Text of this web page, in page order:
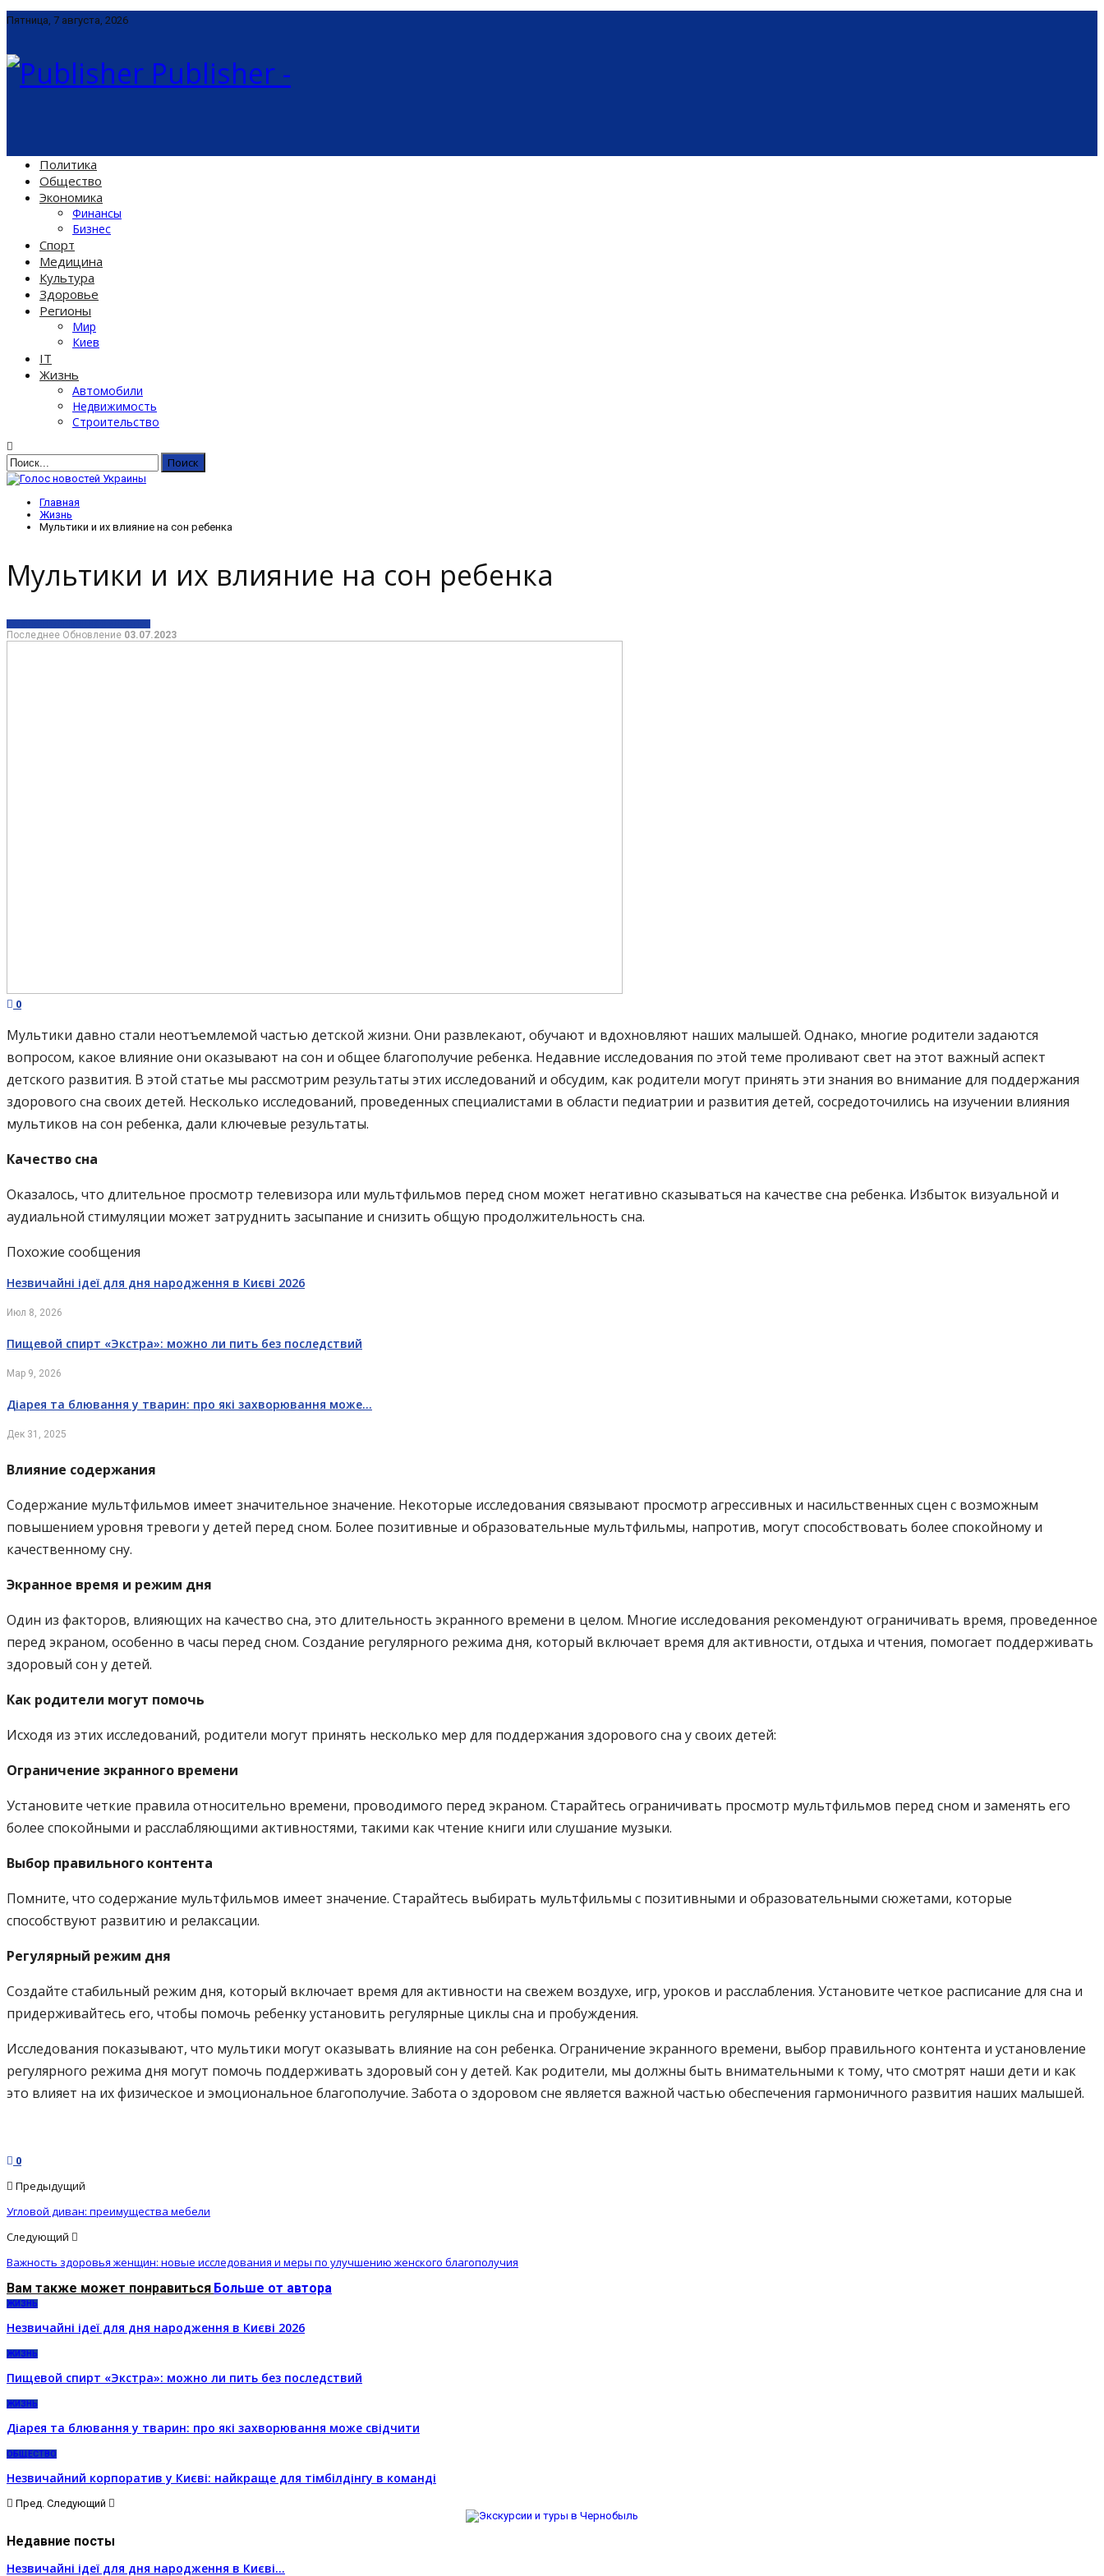
Пятница, 7 августа, 2026
Publisher -
Политика
Общество
Экономика
Финансы
Бизнес
Спорт
Медицина
Культура
Здоровье
Регионы
Мир
Киев
IT
Жизнь
Автомобили
Недвижимость
Строительство
Главная
Жизнь
Мультики и их влияние на сон ребенка
Мультики и их влияние на сон ребенка
Последнее Обновление 03.07.2023
0
Мультики давно стали неотъемлемой частью детской жизни. Они развлекают, обучают и вдохновляют наших малышей. Однако, многие родители задаются
вопросом, какое влияние они оказывают на сон и общее благополучие ребенка. Недавние исследования по этой теме проливают свет на этот важный аспект
детского развития. В этой статье мы рассмотрим результаты этих исследований и обсудим, как родители могут принять эти знания во внимание для поддержания
здорового сна своих детей. Несколько исследований, проведенных специалистами в области педиатрии и развития детей, сосредоточились на изучении влияния
мультиков на сон ребенка, дали ключевые результаты.
Качество сна
Оказалось, что длительное просмотр телевизора или мультфильмов перед сном может негативно сказываться на качестве сна ребенка. Избыток визуальной и
аудиальной стимуляции может затруднить засыпание и снизить общую продолжительность сна.
Похожие сообщения
Незвичайні ідеї для дня народження в Києві 2026
Июл 8, 2026
Пищевой спирт «Экстра»: можно ли пить без последствий
Мар 9, 2026
Діарея та блювання у тварин: про які захворювання може…
Дек 31, 2025
Влияние содержания
Содержание мультфильмов имеет значительное значение. Некоторые исследования связывают просмотр агрессивных и насильственных сцен с возможным
повышением уровня тревоги у детей перед сном. Более позитивные и образовательные мультфильмы, напротив, могут способствовать более спокойному и
качественному сну.
Экранное время и режим дня
Один из факторов, влияющих на качество сна, это длительность экранного времени в целом. Многие исследования рекомендуют ограничивать время, проведенное
перед экраном, особенно в часы перед сном. Создание регулярного режима дня, который включает время для активности, отдыха и чтения, помогает поддерживать
здоровый сон у детей.
Как родители могут помочь
Исходя из этих исследований, родители могут принять несколько мер для поддержания здорового сна у своих детей:
Ограничение экранного времени
Установите четкие правила относительно времени, проводимого перед экраном. Старайтесь ограничивать просмотр мультфильмов перед сном и заменять его
более спокойными и расслабляющими активностями, такими как чтение книги или слушание музыки.
Выбор правильного контента
Помните, что содержание мультфильмов имеет значение. Старайтесь выбирать мультфильмы с позитивными и образовательными сюжетами, которые
способствуют развитию и релаксации.
Регулярный режим дня
Создайте стабильный режим дня, который включает время для активности на свежем воздухе, игр, уроков и расслабления. Установите четкое расписание для сна и
придерживайтесь его, чтобы помочь ребенку установить регулярные циклы сна и пробуждения.
Исследования показывают, что мультики могут оказывать влияние на сон ребенка. Ограничение экранного времени, выбор правильного контента и установление
регулярного режима дня могут помочь поддерживать здоровый сон у детей. Как родители, мы должны быть внимательными к тому, что смотрят наши дети и как
это влияет на их физическое и эмоциональное благополучие. Забота о здоровом сне является важной частью обеспечения гармоничного развития наших малышей.
0
Предыдущий
Угловой диван: преимущества мебели
Следующий
Важность здоровья женщин: новые исследования и меры по улучшению женского благополучия
Вам также может понравиться Больше от автора
ЖИЗНЬ
Незвичайні ідеї для дня народження в Києві 2026
ЖИЗНЬ
Пищевой спирт «Экстра»: можно ли пить без последствий
ЖИЗНЬ
Діарея та блювання у тварин: про які захворювання може свідчити
ОБЩЕСТВО
Незвичайний корпоратив у Києві: найкраще для тімбілдінгу в команді
Пред. Следующий
Недавние посты
Незвичайні ідеї для дня народження в Києві…